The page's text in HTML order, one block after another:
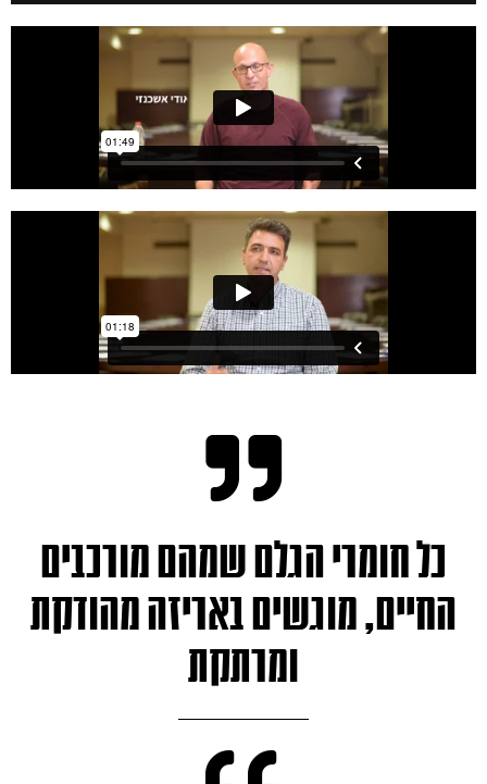
כל חומרי הגלם שמהם מורכבים
החיים, מוגשים באריזה מהודקת
ומרתקת